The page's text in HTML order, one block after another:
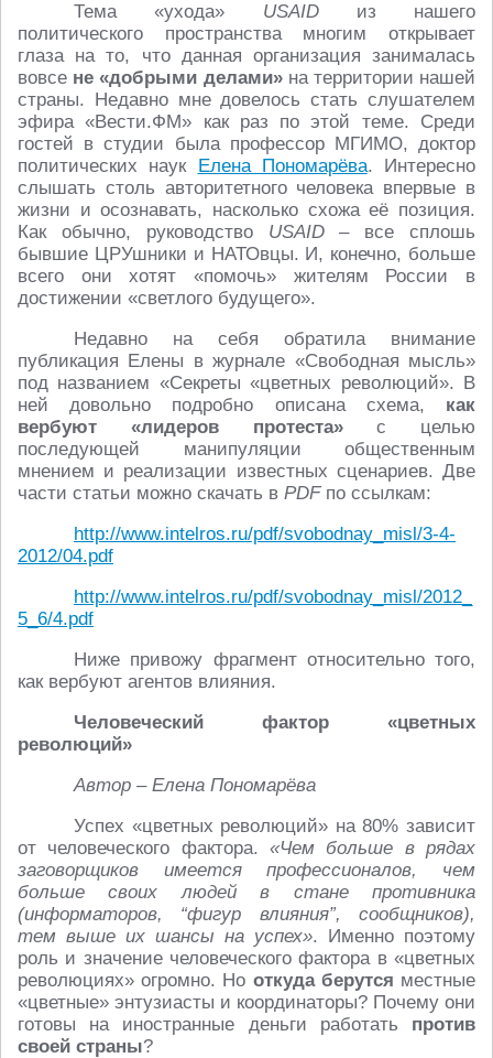
Тема «ухода» USAIDиз нашего
политического пространства многим открывает
глаза на то, что данная организация занималась
вовсе не «добрыми делами»на территории нашей
страны. Недавно мне довелось стать слушателем
эфира «Вести.ФМ» как раз по этой теме. Среди
гостей в студии была профессор МГИМО, доктор
политических наук Елена Пономарёва. Интересно
слышать столь авторитетного человека впервые в
жизни и осознавать, насколько схожа её позиция.
Как обычно, руководство USAID– все сплошь
бывшие ЦРУшники и НАТОвцы. И, конечно, больше
всего они хотят «помочь» жителям России в
достижении «светлого будущего».
Недавно на себя обратила внимание
публикация Елены в журнале «Свободная мысль»
под названием «Секреты «цветных революций». В
ней довольно подробно описана схема, как
вербуют «лидеров протеста»с целью
последующей манипуляции общественным
мнением и реализации известных сценариев. Две
части статьи можно скачать в PDFпо ссылкам:
http://www.intelros.ru/pdf/svobodnay_misl/3-4-
2012/04.pdf
http://www.intelros.ru/pdf/svobodnay_misl/2012_
5_6/4.pdf
Ниже привожу фрагмент относительно того,
как вербуют агентов влияния.
Человеческий фактор «цветных
революций»
Автор – Елена Пономарёва
Успех «цветных революций» на 80% зависит
от человеческого фактора. «Чем больше в рядах
заговорщиков имеется профессионалов, чем
больше своих людей в стане противника
(информаторов, “фигур влияния”, сообщников),
тем выше их шансы на успех». Именно поэтому
роль и значение человеческого фактора в «цветных
революциях» огромно. Но откуда берутся местные
«цветные» энтузиасты и координаторы? Почему они
готовы на иностранные деньги работать против
своей страны?